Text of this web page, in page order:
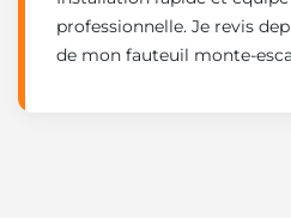
professionnelle. Je revis
de mon fauteuil monte-